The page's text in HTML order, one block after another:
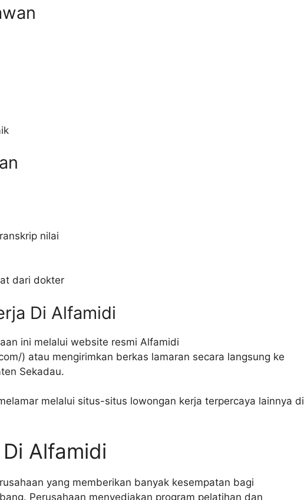
nilai
dari dokter
Di Alfamidi
ini melalui website resmi Alfamidi
) atau mengirimkan berkas lamaran secara langsung ke
Sekadau.
melalui situs-situs lowongan kerja terpercaya lainnya di
Alfamidi
yang memberikan banyak kesempatan bagi
Perusahaan menyediakan program pelatihan dan